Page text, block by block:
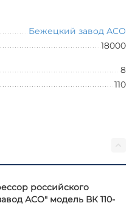
Бежецкий завод АСО
18000
8
110
российского
АСО" модель ВК 110-